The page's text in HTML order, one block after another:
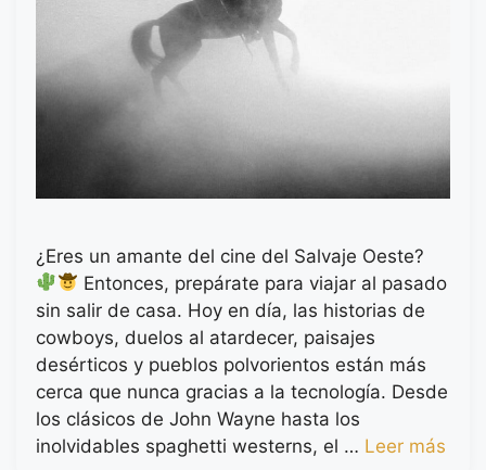
¿Eres un amante del cine del Salvaje Oeste?
Entonces, prepárate para viajar al pasado
sin salir de casa. Hoy en día, las historias de
cowboys, duelos al atardecer, paisajes
desérticos y pueblos polvorientos están más
cerca que nunca gracias a la tecnología. Desde
los clásicos de John Wayne hasta los
inolvidables spaghetti westerns, el … Leer más